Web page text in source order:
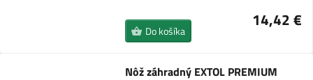
14,42 €
Do košíka
Nôž záhradný EXTOL PREMIUM